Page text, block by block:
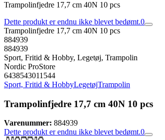
Trampolinfjedre 17,7 cm 40N 10 pcs
Dette produkt er endnu ikke blevet bedømt.0
Trampolinfjedre 17,7 cm 40N 10 pcs
884939
884939
Sport, Fritid & Hobby, Legetøj, Trampolin
Nordic ProStore
6438543011544
Sport, Fritid & HobbyLegetøjTrampolin
Trampolinfjedre 17,7 cm 40N 10 pcs
Varenummer: 884939
Dette produkt er endnu ikke blevet bedømt.0